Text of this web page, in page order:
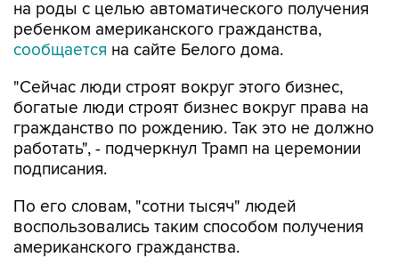
на роды с целью автоматического получения
ребенком американского гражданства,
сообщается на сайте Белого дома.
"Сейчас люди строят вокруг этого бизнес,
богатые люди строят бизнес вокруг права на
гражданство по рождению. Так это не должно
работать", - подчеркнул Трамп на церемонии
подписания.
По его словам, "сотни тысяч" людей
воспользовались таким способом получения
американского гражданства.